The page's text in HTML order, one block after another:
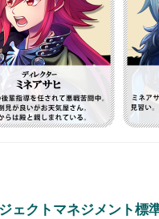
ェクトマネジメント標